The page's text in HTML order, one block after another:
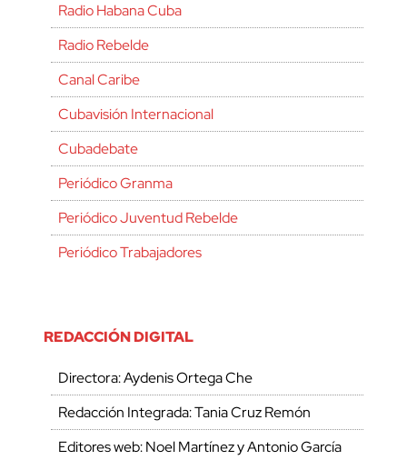
Radio Habana Cuba
Radio Rebelde
Canal Caribe
Cubavisión Internacional
Cubadebate
Periódico Granma
Periódico Juventud Rebelde
Periódico Trabajadores
REDACCIÓN DIGITAL
Directora: Aydenis Ortega Che
Redacción Integrada: Tania Cruz Remón
Editores web: Noel Martínez y Antonio García